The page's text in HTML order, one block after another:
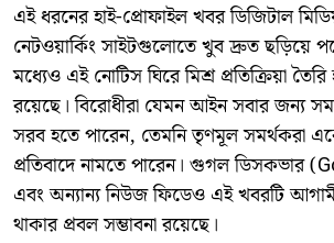
​এই ধরনের হাই-প্রোফাইল খবর ডিজিটাল
নেটওয়ার্কিং সাইটগুলোতে খুব দ্রুত ছড়িয়ে
মধ্যেও এই নোটিস ঘিরে মিশ্র প্রতিক্রিয়া তৈরি
রয়েছে। বিরোধীরা যেমন আইন সবার জন্য
সরব হতে পারেন, তেমনি তৃণমূল সমর্থকরা
প্রতিবাদে নামতে পারেন। গুগল ডিসকভার
এবং অন্যান্য নিউজ ফিডেও এই খবরটি
থাকার প্রবল সম্ভাবনা রয়েছে।